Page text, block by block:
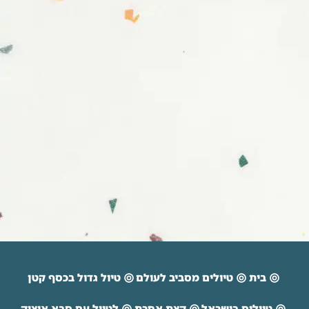
בית טיולים מסביב לעולם טיול גדול בכסף קטן